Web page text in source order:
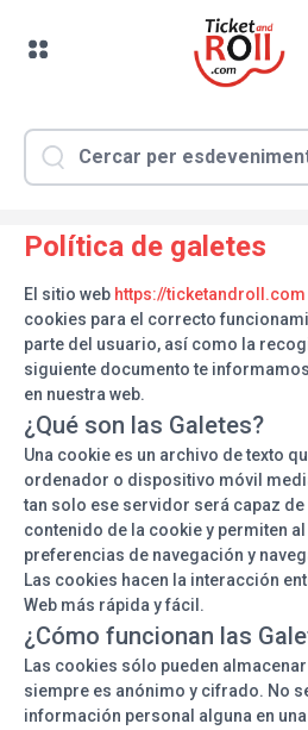
Política de galetes
El sitio web https://ticketandroll.com
cookies para el correcto
parte del usuario, así como la
siguiente documento te
en nuestra web.
¿Qué son las Galetes?
Una cookie es un archivo de texto
ordenador o dispositivo móvil
tan solo ese servidor será capaz de
contenido de la cookie y permiten
preferencias de navegación y
Las cookies hacen la interacción
Web más rápida y fácil.
¿Cómo funcionan las
Las cookies sólo pueden
siempre es anónimo y cifrado. No
información personal alguna en